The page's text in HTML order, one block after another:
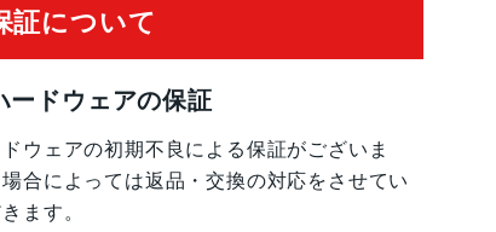
証について
ードウェアの保証
ウェアの初期不良による保証がございま
合によっては返品・交換の対応をさせてい
ます。